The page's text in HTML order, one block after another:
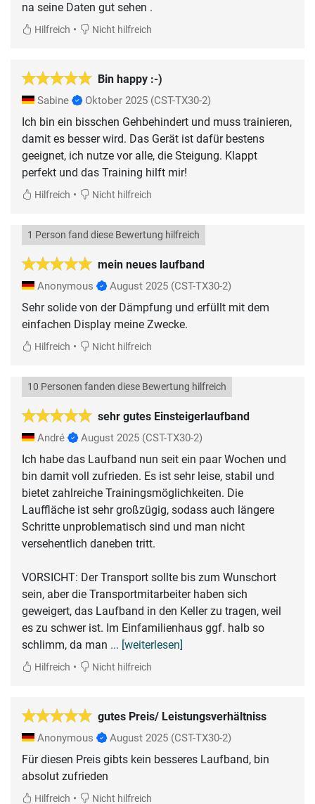
na seine Daten gut sehen .
Hilfreich • Nicht hilfreich
Bin happy :-)
Sabine Oktober 2025 (CST-TX30-2)
Ich bin ein bisschen Gehbehindert und muss trainieren,
damit es besser wird. Das Gerät ist dafür bestens
geeignet, ich nutze vor alle, die Steigung. Klappt
perfekt und das Training hilft mir!
Hilfreich • Nicht hilfreich
mein neues laufband
1 Person fand diese Bewertung hilfreich
Anonymous August 2025 (CST-TX30-2)
Sehr solide von der Dämpfung und erfüllt mit dem
einfachen Display meine Zwecke.
Hilfreich • Nicht hilfreich
sehr gutes Einsteigerlaufband
10 Personen fanden diese Bewertung hilfreich
André August 2025 (CST-TX30-2)
Ich habe das Laufband nun seit ein paar Wochen und
bin damit voll zufrieden. Es ist sehr leise, stabil und
bietet zahlreiche Trainingsmöglichkeiten. Die
Lauffläche ist sehr großzügig, sodass auch längere
Schritte unproblematisch sind und man nicht
versehentlich daneben tritt.
VORSICHT: Der Transport sollte bis zum Wunschort
sein, aber die Transportmitarbeiter haben sich
geweigert, das Laufband in den Keller zu tragen, weil
es zu schwer ist. Im Einfamilienhaus ggf. halb so
schlimm, da man ... [weiterlesen]
Hilfreich • Nicht hilfreich
gutes Preis/ Leistungsverhältniss
Anonymous August 2025 (CST-TX30-2)
Für diesen Preis gibts kein besseres Laufband, bin
absolut zufrieden
Hilfreich • Nicht hilfreich